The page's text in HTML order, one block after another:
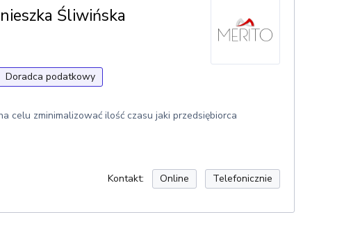
Śliwińska
Doradca podatkowy
celu zminimalizować ilość czasu jaki przedsiębiorca
Kontakt: Online Telefonicznie